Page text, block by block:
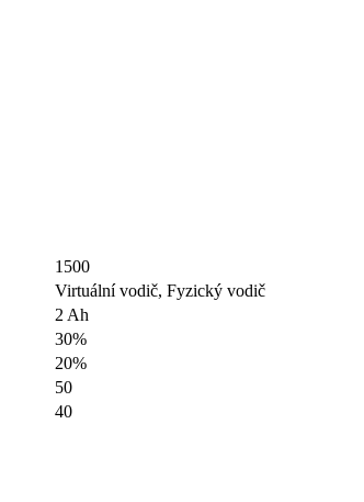
1500
Virtuální vodič, Fyzický vodič
2 Ah
30%
20%
50
40